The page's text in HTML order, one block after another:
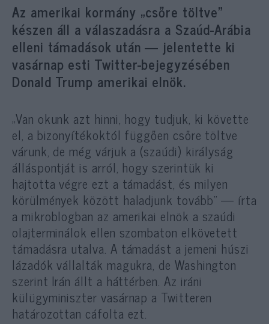
Az amerikai kormány „csőre töltve”
készen áll a válaszadásra a Szaúd-Arábia
elleni támadások után — jelentette ki
vasárnap esti Twitter-bejegyzésében
Donald Trump amerikai elnök.
„Van okunk azt hinni, hogy tudjuk, ki követte
el, a bizonyítékoktól függően csőre töltve
várunk, de még várjuk a (szaúdi) királyság
álláspontját is arról, hogy szerintük ki
hajtotta végre ezt a támadást, és milyen
körülmények között haladjunk tovább” — írta
a mikroblogban az amerikai elnök a szaúdi
olajterminálok ellen szombaton elkövetett
támadásra utalva. A támadást a jemeni húszi
lázadók vállalták magukra, de Washington
szerint Irán állt a háttérben. Az iráni
külügyminiszter vasárnap a Twitteren
határozottan cáfolta ezt.